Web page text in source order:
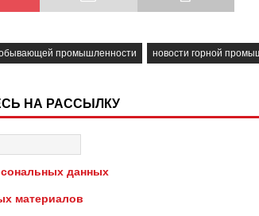
промышленности новости горной
НА РАССЫЛКУ
данных
материалов